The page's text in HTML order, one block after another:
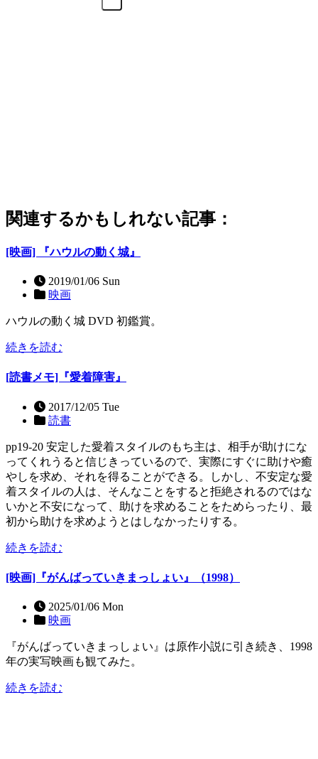
関連するかもしれない記事：
[映画] 『ハウルの動く城』
2019/01/06 Sun
映画
ハウルの動く城 DVD 初鑑賞。
続きを読む
[読書メモ]『愛着障害』
2017/12/05 Tue
読書
pp19-20 安定した愛着スタイルのもち主は、相手が助けにな
ってくれうると信じきっているので、実際にすぐに助けや癒
やしを求め、それを得ることができる。しかし、不安定な愛
着スタイルの人は、そんなことをすると拒絶されるのではな
いかと不安になって、助けを求めることをためらったり、最
初から助けを求めようとはしなかったりする。
続きを読む
[映画]『がんばっていきまっしょい』（1998）
2025/01/06 Mon
映画
『がんばっていきまっしょい』は原作小説に引き続き、1998
年の実写映画も観てみた。
続きを読む